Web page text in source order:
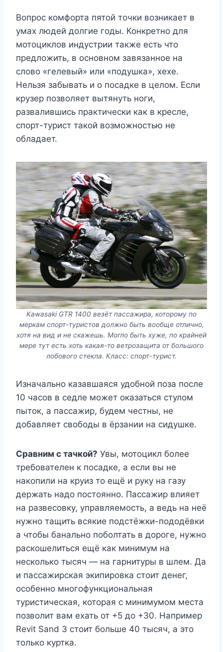
Вопрос комфорта пятой точки возникает в
умах людей долгие годы. Конкретно для
мотоциклов индустрии также есть что
предложить, в основном завязанное на
слово «гелевый» или «подушка», хехе.
Нельзя забывать и о посадке в целом. Если
крузер позволяет вытянуть ноги,
развалившись практически как в кресле,
спорт-турист такой возможностью не
обладает.
Kawasaki GTR 1400 везёт пассажира, которому по
меркам спорт-туристов должно быть вообще отлично,
хотя на вид и не скажешь. Могло быть хуже, по крайней
мере тут есть хоть какая-то ветрозащита от большого
лобового стекла. Класс: спорт-турист.
Изначально казавшаяся удобной поза после
10 часов в седле может оказаться стулом
пыток, а пассажир, будем честны, не
добавляет свободы в ёрзании на сидушке.
Сравним с тачкой? Увы, мотоцикл более
требователен к посадке, а если вы не
накопили на круиз то ещё и руку на газу
держать надо постоянно. Пассажир влияет
на развесовку, управляемость, а ведь на неё
нужно тащить всякие подстёжки-пододёвки
а чтобы банально поболтать в дороге, нужно
раскошелиться ещё как минимум на
несколько тысяч — на гарнитуры в шлем. Да
и пассажирская экипировка стоит денег,
особенно многофункциональная
туристическая, которая с минимумом места
позволит вам ехать от +5 до +30. Например
Revit Sand 3 стоит больше 40 тысяч, а это
только куртка.